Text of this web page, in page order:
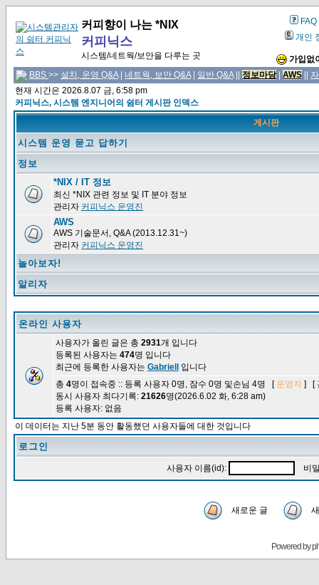
커피향이 나는 *NIX
커피닉스
시스템/네트웍/보안을 다루는 곳
FAQ
개인
가입없
BBS >> 설치, 운영 Q&A| 네트웍, 보안 Q&A| 일반 Q&A|| 정보마당| AWS
현재 시간은 2026.8.07 금, 6:58 pm
커피닉스, 시스템 엔지니어의 쉼터 게시판 인덱스
게시판
시스템 운영 묻고 답하기
정보
*NIX / IT 정보
최신 *NIX 관련 정보 및 IT 분야 정보
관리자 커피닉스 운영진
AWS
AWS 기술문서, Q&A (2013.12.31~)
관리자 커피닉스 운영진
놀아보자!
알리자
온라인 사용자
사용자가 올린 글은 총 2931개 입니다
등록된 사용자는 474명 입니다
최근에 등록한 사용자는 Gabriell
입니다
총 4명이 접속중 :: 등록 사용자 0명, 잠수 0명 및손님 4명 [ 운영자 ] [
동시 사용자 최다기록: 21626명(2026.6.02 화, 6:28 am)
등록 사용자: 없음
이 데이터는 지난 5분 동안 활동했던 사용자들에 대한 것입니다
로그인
사용자 이름(id): 비
새로운 글
Powered by